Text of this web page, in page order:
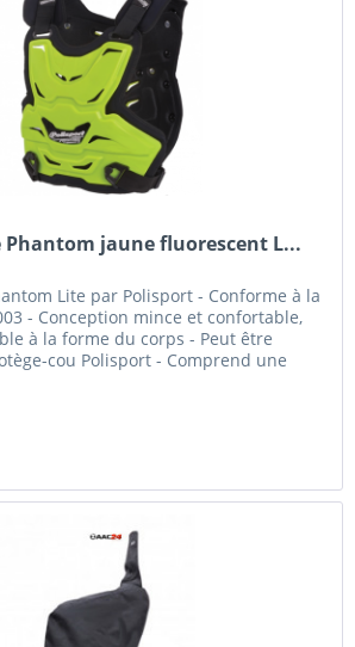
jaune fluorescent L...
Lite par Polisport - Conforme à la
- Conception mince et confortable,
à la forme du corps - Peut être
cou Polisport - Comprend une